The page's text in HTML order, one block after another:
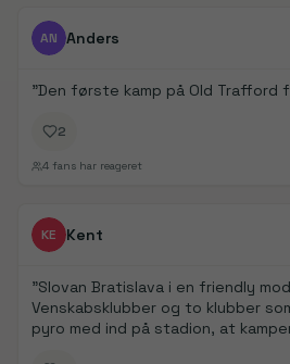
FanDays bidrag
AN Anders
"Den første kamp på Old Trafford
2
4 fans har reageret
FanDays bidrag
KE Kent
"Slovan Bratislava i en friendly
Venskabsklubber og to klubber
pyro med ind på stadion, at